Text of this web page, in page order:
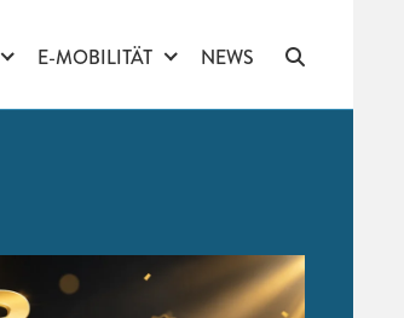
E-MOBILITÄT NEWS